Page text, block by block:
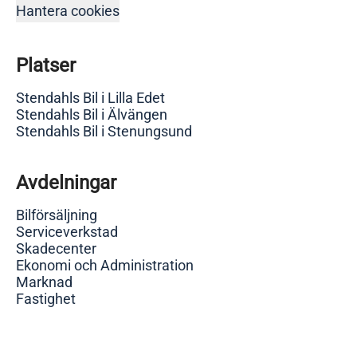
Hantera cookies
Platser
Stendahls Bil i Lilla Edet
Stendahls Bil i Älvängen
Stendahls Bil i Stenungsund
Avdelningar
Bilförsäljning
Serviceverkstad
Skadecenter
Ekonomi och Administration
Marknad
Fastighet